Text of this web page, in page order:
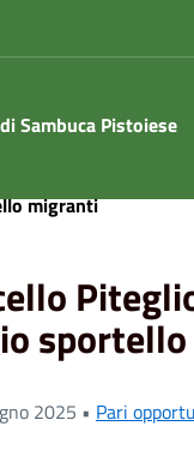
Sambuca Pistoiese
migranti
2025 • Pari